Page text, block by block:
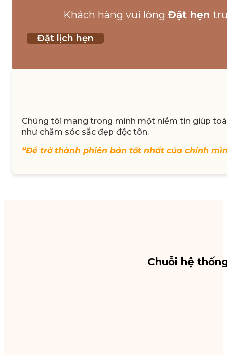
Khách hàng vui lòng Đặt hẹn
Đặt lịch hẹn
Chúng tôi mang trong mình một niềm tin giúp
như chăm sóc sắc đẹp độc tôn.
“Để trở thành phiên bản tốt nhất của chính
Chuỗi hệ